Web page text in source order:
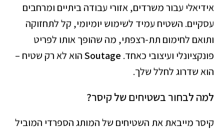
אידיאלי עבור משרדים, אזורי עבודה ביתיים ומרחבים
עסקיים. השטיח עמיד לשימוש יומיומי, קל לתחזוקה
ותואם לחימום תת-רצפתי, מה שהופך אותו לפריט
פונקציונלי ועיצובי כאחד. Soutageהוא לא רק שטיח –
הוא שדרוג לחלל שלך.
למה לבחור בשטיחים של קיסר?
קיסר מייבאת את השטיחים של המותג הספרדי המוביל